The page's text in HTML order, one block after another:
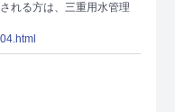
れる方は、三重用水管理